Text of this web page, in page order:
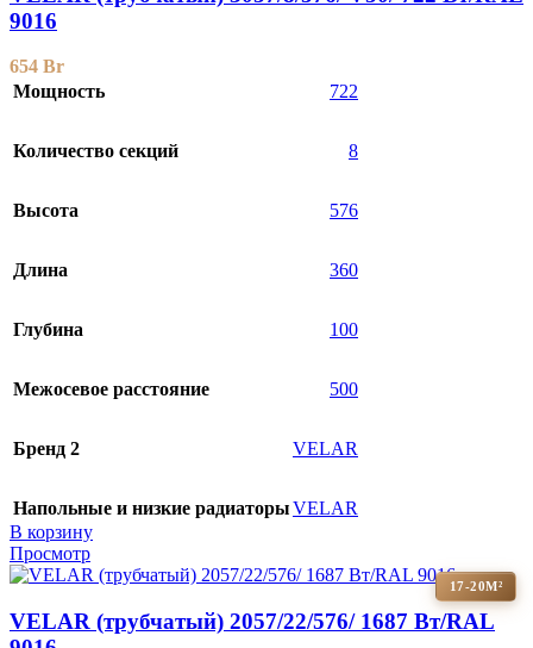
9016
654 Br
Мощность
722
Количество секций 8
Высота 576
Длина 360
Глубина 100
Межосевое расстояние 500
Бренд 2 VELAR
Напольные и низкие радиаторыVELAR
В корзину
Просмотр
17-20М²
VELAR (трубчатый) 2057/22/576/ 1687 Bт/RAL